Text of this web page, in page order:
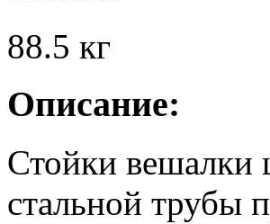
88.5 кг
Описание:
Стойки вешалки
стальной трубы